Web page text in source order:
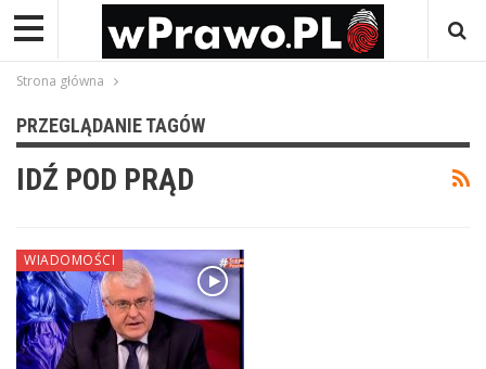
Strona główna
PRZEGLĄDANIE TAGÓW
IDŹ POD PRĄD
WIADOMOŚCI